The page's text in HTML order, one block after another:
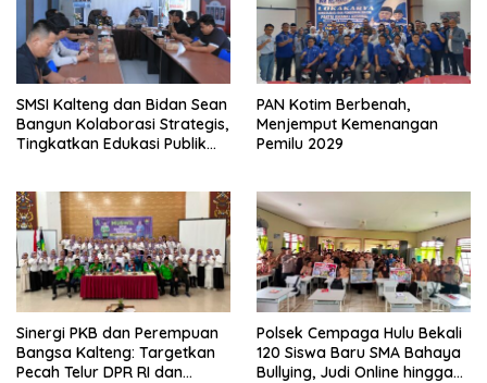
SMSI Kalteng dan Bidan Sean
Bangun Kolaborasi Strategis,
Tingkatkan Edukasi Publik
PAN Kotim Berbenah,
Menjemput Kemenangan
Pemilu 2029
Sinergi PKB dan Perempuan
Bangsa Kalteng: Targetkan
Pecah Telur DPR RI dan
Polsek Cempaga Hulu Bekali
120 Siswa Baru SMA Bahaya
Bullying, Judi Online hingga